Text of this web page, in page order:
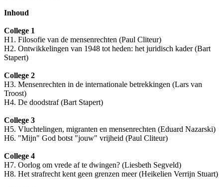
Inhoud
College 1
H1. Filosofie van de mensenrechten (Paul Cliteur)
H2. Ontwikkelingen van 1948 tot heden: het juridisch kader (Bart
Stapert)
College 2
H3. Mensenrechten in de internationale betrekkingen (Lars van
Troost)
H4. De doodstraf (Bart Stapert)
College 3
H5. Vluchtelingen, migranten en mensenrechten (Eduard Nazarski)
H6. "Mijn" God botst "jouw" vrijheid (Paul Cliteur)
College 4
H7. Oorlog om vrede af te dwingen? (Liesbeth Segveld)
H8. Het strafrecht kent geen grenzen meer (Heikelien Verrijn Stuart)